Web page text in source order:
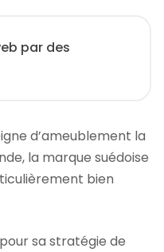
par des
d’ameublement la
la marque suédoise
bien
sa stratégie de